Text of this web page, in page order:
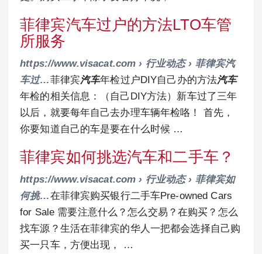
菲律宾汽车过户的方法LTO车管
所服务
https://www.visacat.com › 行业动态 › 菲律宾汽
车过…菲律宾汽车年检过户DIY自己办的方法汽车
年检的相关信息：（自己DIY方法）新车过了三年
以后，就要每年自己去办理车辆年检咯！ 首先，
你要知道自己的车是要在什么时候 …
菲律宾如何挑选汽车和二手车？
https://www.visacat.com › 行业动态 › 菲律宾如
何挑…在菲律宾购买银行二手车Pre-owned Cars
for Sale 需要注意什么？怎么交易？在购买？怎么
找车源？生活在菲律宾的华人一把都会选择自己购
买一只车，方便出现， …